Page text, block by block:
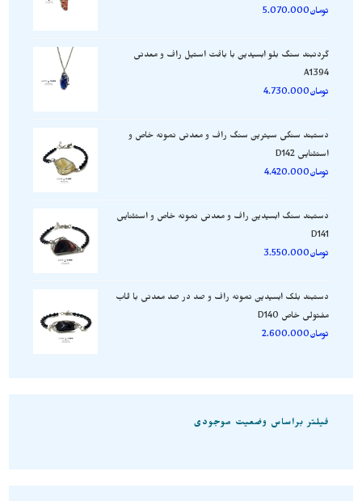
تومان5.070.000
گردنبند سنگ بلو ابسیدین با بافت استیل راف و معدنی
A1394
تومان4.730.000
دستبند سنگی سیترین سنگ راف و معدنی نمونه خاص و
استثنایی D142
تومان4.420.000
دستبند سنگ ابسیدین راف و معدنی نمونه خاص و استثنایی
D141
تومان3.550.000
دستبند بلک ابسیدین نمونه راف و صد در صد معدنی با قاب
مفتولی خاص D140
تومان2.600.000
فیلتر براساس وضعیت موجودی